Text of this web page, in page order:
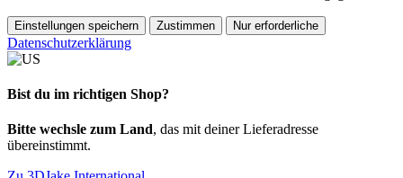
Einstellungen speichern Zustimmen Nur erforderliche
Datenschutzerklärung
Bist du im richtigen Shop?
Bitte wechsle zum Land, das mit deiner Lieferadresse
übereinstimmt.